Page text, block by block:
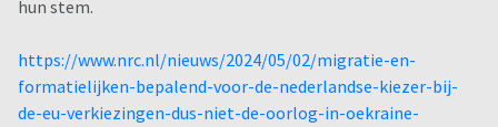
hun stem.
https://www.nrc.nl/nieuws/2024/05/02/migratie-en-
formatielijken-bepalend-voor-de-nederlandse-kiezer-bij-
de-eu-verkiezingen-dus-niet-de-oorlog-in-oekraine-